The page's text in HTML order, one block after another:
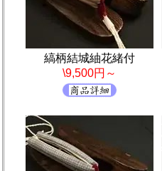
縞柄結城紬花緒付
\9,500円～